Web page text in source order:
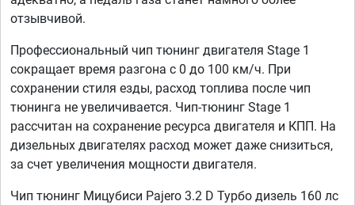
отзывчивой.
Профессиональный чип тюнинг двигателя Stage 1
сокращает время разгона с 0 до 100 км/ч. При
сохранении стиля езды, расход топлива после чип
тюнинга не увеличивается. Чип-тюнинг Stage 1
рассчитан на сохранение ресурса двигателя и КПП. На
дизельных двигателях расход может даже снизиться,
за счет увеличения мощности двигателя.
Чип тюнинг Мицубиси Pajero 3.2 D Турбо дизель 160 лс